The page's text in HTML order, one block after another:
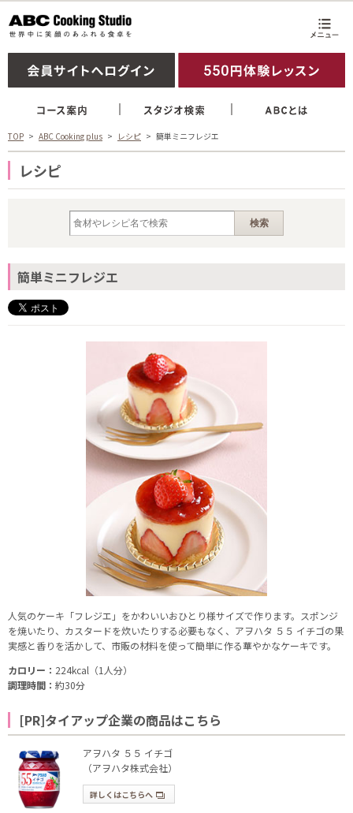
TOP ABC Cooking plus レシピ 簡単ミニフレジエ
レシピ
簡単ミニフレジエ
人気のケーキ「フレジエ」をかわいいおひとり様サイズで作ります。スポンジ
を焼いたり、カスタードを炊いたりする必要もなく、アヲハタ ５５ イチゴの果
実感と香りを活かして、市販の材料を使って簡単に作る華やかなケーキです。
カロリー： 224kcal（1人分）
調理時間： 約30分
[PR]タイアップ企業の商品はこちら
アヲハタ ５５ イチゴ
（アヲハタ株式会社）
詳しくはこちらへ